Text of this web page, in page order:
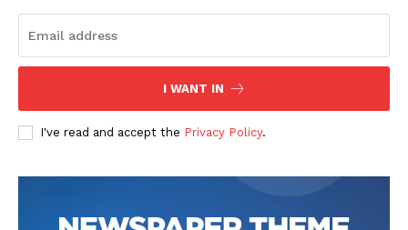
I WANT IN
I've read and accept the Privacy Policy.